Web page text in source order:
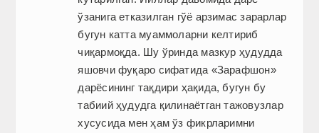
ўзанига етказилган гўё арзимас зарарлар
бугун катта муаммоларни келтириб
чиқармоқда. Шу ўринда мазкур ҳудудда
яшовчи фуқаро сифатида «Зарафшон»
дарёсининг тақдири ҳақида, бугун бу
табиий ҳудудга қилинаётган тажовузлар
хусусида мен ҳам ўз фикрларимни